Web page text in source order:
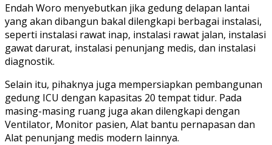
Endah Woro menyebutkan jika gedung delapan lantai
yang akan dibangun bakal dilengkapi berbagai instalasi,
seperti instalasi rawat inap, instalasi rawat jalan, instalasi
gawat darurat, instalasi penunjang medis, dan instalasi
diagnostik.
Selain itu, pihaknya juga mempersiapkan pembangunan
gedung ICU dengan kapasitas 20 tempat tidur. Pada
masing-masing ruang juga akan dilengkapi dengan
Ventilator, Monitor pasien, Alat bantu pernapasan dan
Alat penunjang medis modern lainnya.